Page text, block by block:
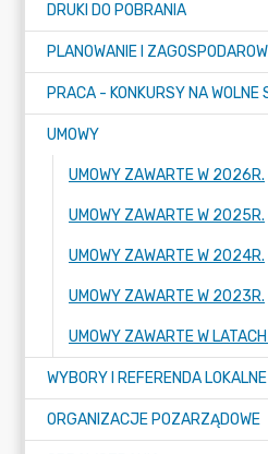
DRUKI DO POBRANIA
UMOWY
UMOWY ZAWARTE W 2026R.
UMOWY ZAWARTE W 2025R.
UMOWY ZAWARTE W 2024R.
UMOWY ZAWARTE W 2023R.
WYBORY I REFERENDA LOKALNE
ORGANIZACJE POZARZĄDOWE